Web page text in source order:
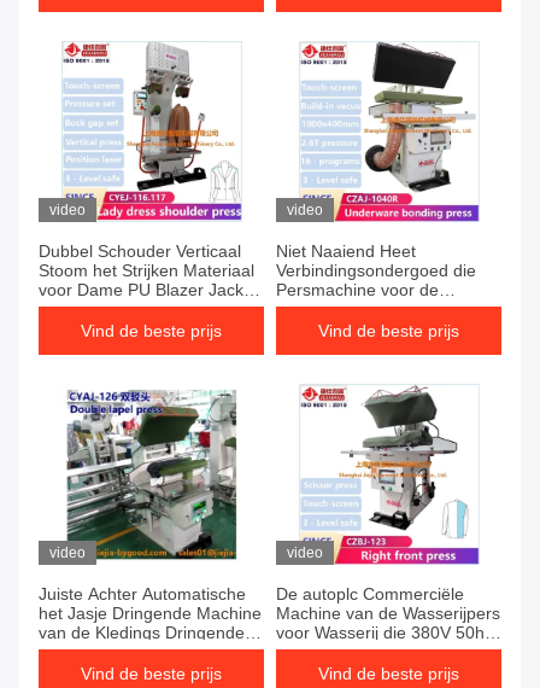
video
Dubbel Schouder Verticaal
Stoom het Strijken Materiaal
voor Dame PU Blazer Jacket
Dress
Vind de beste prijs
video
Niet Naaiend Heet
Verbindingsondergoed die
Persmachine voor de
Sportkleding van de
Yogabroek uitbenen
Vind de beste prijs
video
Juiste Achter Automatische
het Jasje Dringende Machine
van de Kledings Dringende
Machine Pu
Vind de beste prijs
video
De autoplc Commerciële
Machine van de Wasserijpers
voor Wasserij die 380V 50hz
strijken
Vind de beste prijs